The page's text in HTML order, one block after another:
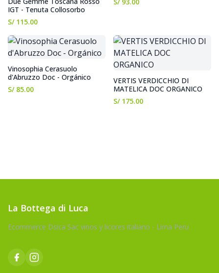
IGT - Tenuta Collosorbo
S/ 115.00
Vinosophia Cerasuolo
d'Abruzzo Doc - Orgánico
S/ 85.00
VERTIS VERDICCHIO DI
MATELICA DOC ORGANICO
S/ 175.00
La Bottega di Luca
Ecommerce Dsica Sac vinos y licores italiano - Lima Peru